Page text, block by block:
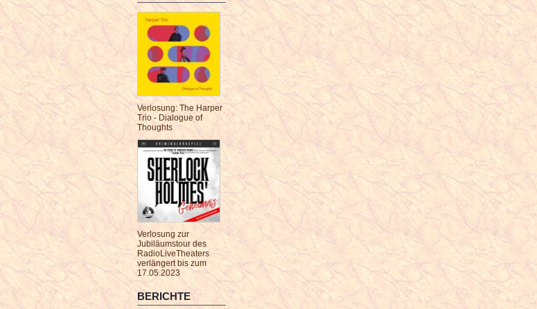
Verlosung: The Harper
Trio - Dialogue of
Thoughts
Verlosung zur
Jubiläumstour des
RadioLiveTheaters
verlängert bis zum
17.05.2023
BERICHTE